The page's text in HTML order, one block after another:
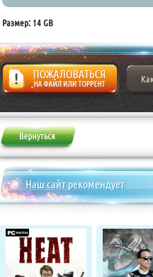
Размер: 14 GB
Жалоба
Наш сайт рекомендует